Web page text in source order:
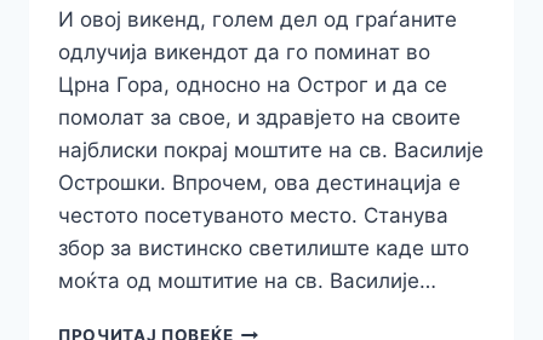
И овој викенд, голем дел од граѓаните
одлучија викендот да го поминат во
Црна Гора, односно на Острог и да се
помолат за свое, и здравјето на своите
најблиски покрај моштите на св. Василије
Острошки. Впрочем, ова дестинација е
честото посетуваното место. Станува
збор за вистинско светилиште каде што
моќта од моштитие на св. Василије…
ПРОЧИТАЈ ПОВЕЌЕИ